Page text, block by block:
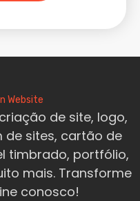
de site, logo,
de sites, cartão de
timbrado, portfólio,
mais. Transforme
conosco!